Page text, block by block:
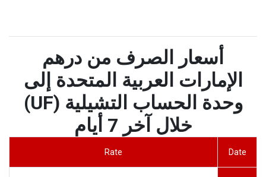
أسعار الصرف من درهم
الإمارات العربية المتحدة إلى
وحدة الحساب التشيلية (UF)
خلال آخر 7 أيام
Date
Rate